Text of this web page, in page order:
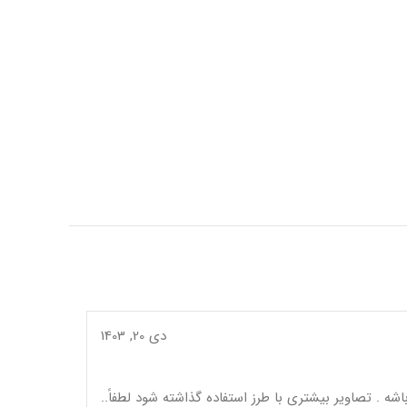
دی 20, 1403
. تصاویر بیشتری با طرز استفاده گذاشته شود لطفاً..